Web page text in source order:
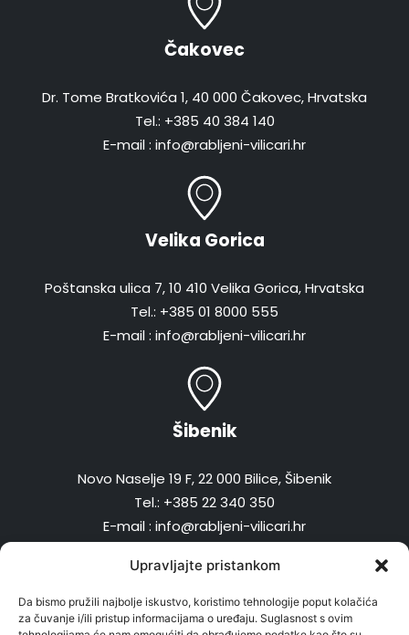
Upravljajte pristankom
Da bismo pružili najbolje iskustvo, koristimo tehnologije poput kolačića
za čuvanje i/ili pristup informacijama o uređaju. Suglasnost s ovim
Čakovec
Dr. Tome Bratkovića 1, 40 000 Čakovec, Hrvatska
Tel.: +385 40 384 140
E-mail : info@rabljeni-vilicari.hr
Velika Gorica
Poštanska ulica 7, 10 410 Velika Gorica, Hrvatska
Tel.: +385 01 8000 555
E-mail : info@rabljeni-vilicari.hr
Šibenik
Novo Naselje 19 F, 22 000 Bilice, Šibenik
Tel.: +385 22 340 350
E-mail : info@rabljeni-vilicari.hr
Radno vrijeme